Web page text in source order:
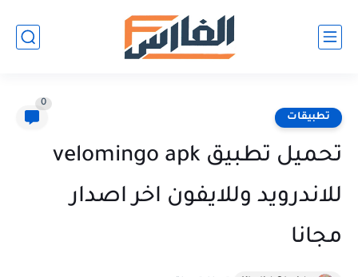
تطبيقات
0
تحميل تطبيق velomingo apk
للاندرويد وللايفون اخر اصدار
مجانا